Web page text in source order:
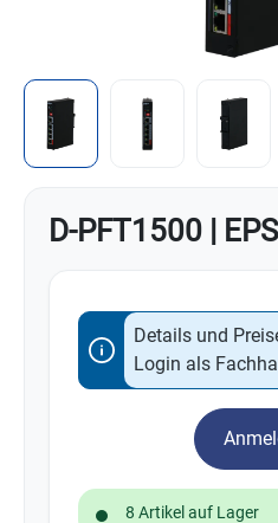
D-PFT1500 |
Details und
Login als
8 Artikel auf Lager